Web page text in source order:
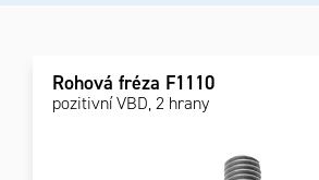
Rohová fréza F1110
pozitivní VBD, 2 hrany